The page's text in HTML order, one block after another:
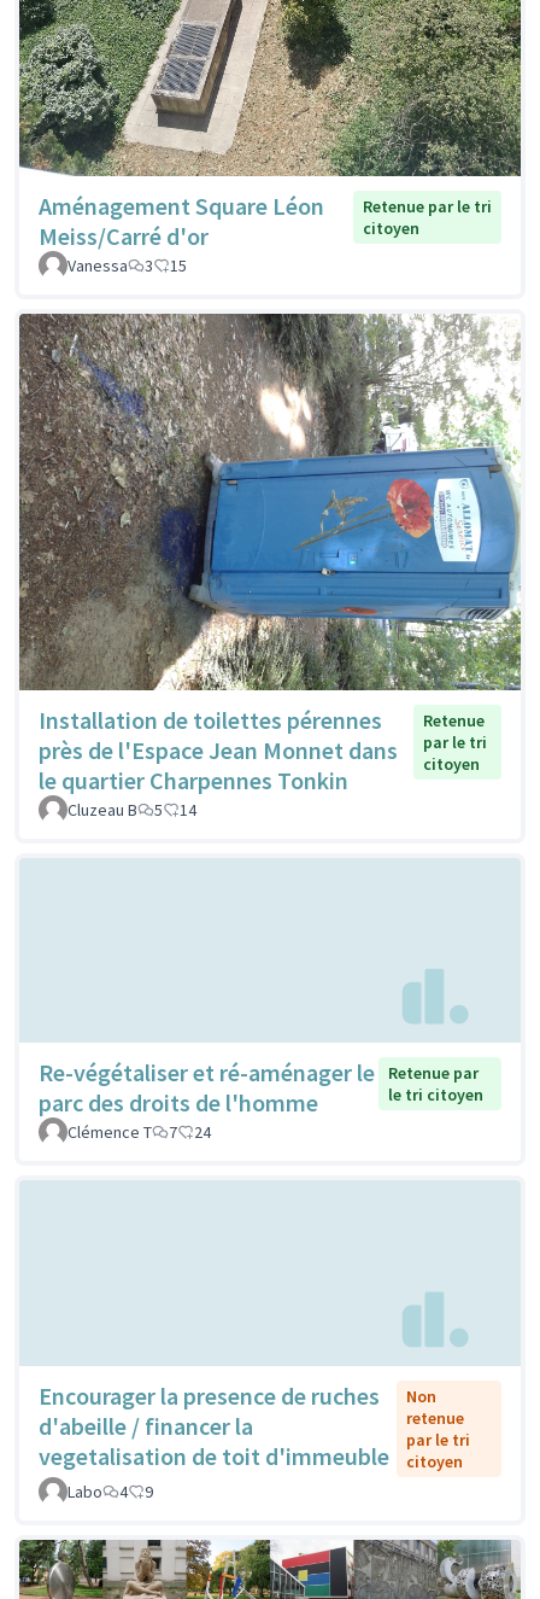
Aménagement Square Léon
Meiss/Carré d'or
Retenue par le tri
citoyen
Vanessa
3 15
Installation de toilettes pérennes
près de l'Espace Jean Monnet dans
le quartier Charpennes Tonkin
Retenue
par le tri
citoyen
Cluzeau B 5 14
Re-végétaliser et ré-aménager le
parc des droits de l'homme
Retenue par
le tri citoyen
Clémence T
7 24
Encourager la presence de ruches
d'abeille / financer la
vegetalisation de toit d'immeuble
Non
retenue
par le tri
citoyen
Labo
4 9